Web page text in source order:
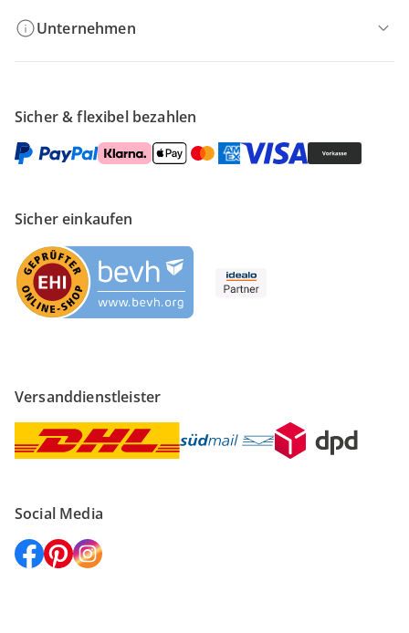
Unternehmen
Sicher & flexibel bezahlen
Sicher einkaufen
Versanddienstleister
Social Media